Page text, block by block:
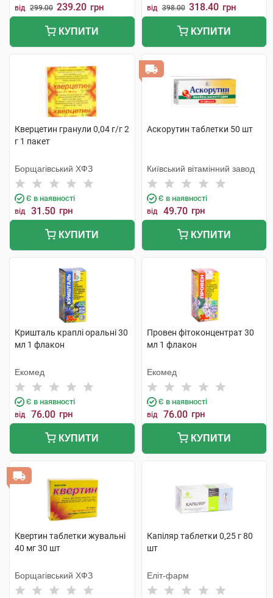
від 299.00 239.20 грн
КУПИТИ
від 398.00 318.40 грн
КУПИТИ
Кверцетин гранули 0,04 г/г 2
г 1 пакет
Борщагівський ХФЗ
Є в наявності
від 31.50 грн
КУПИТИ
Аскорутин таблетки 50 шт
Київський вітамінний завод
Є в наявності
від 49.70 грн
КУПИТИ
Кришталь краплі оральні 30
мл 1 флакон
Екомед
Є в наявності
від 76.00 грн
КУПИТИ
Провен фітоконцентрат 30
мл 1 флакон
Екомед
Є в наявності
від 76.00 грн
КУПИТИ
Квертин таблетки жувальні
40 мг 30 шт
Борщагівський ХФЗ
Капіляр таблетки 0,25 г 80
шт
Еліт-фарм